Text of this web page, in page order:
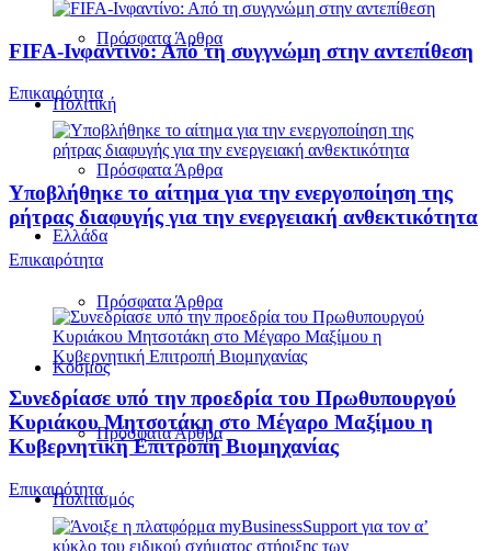
Πρόσφατα Άρθρα
Πολιτική
Πρόσφατα Άρθρα
Ελλάδα
Πρόσφατα Άρθρα
Κόσμος
Πρόσφατα Άρθρα
Πολιτισμός
FIFA-Ινφαντίνο: Από τη συγγνώμη στην αντεπίθεση
Επικαιρότητα
Υποβλήθηκε το αίτημα για την ενεργοποίηση της
ρήτρας διαφυγής για την ενεργειακή ανθεκτικότητα
Επικαιρότητα
Συνεδρίασε υπό την προεδρία του Πρωθυπουργού
Κυριάκου Μητσοτάκη στο Μέγαρο Μαξίμου η
Κυβερνητική Επιτροπή Βιομηχανίας
Επικαιρότητα